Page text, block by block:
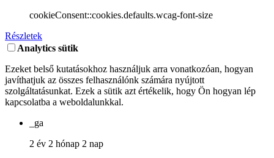
cookieConsent::cookies.defaults.wcag-font-size
Részletek
Analytics sütik
Ezeket belső kutatásokhoz használjuk arra vonatkozóan, hogyan
javíthatjuk az összes felhasználónk számára nyújtott
szolgáltatásunkat. Ezek a sütik azt értékelik, hogy Ön hogyan lép
kapcsolatba a weboldalunkkal.
_ga
2 év 2 hónap 2 nap